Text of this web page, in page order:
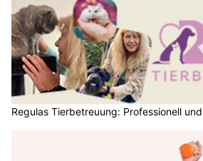
Regulas Tierbetreuung: Professionell